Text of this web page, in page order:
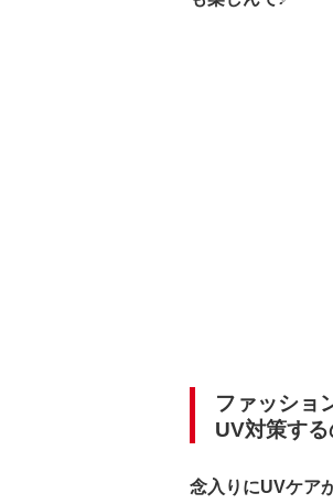
ファッショ
UV対策する
念入りにUVケア